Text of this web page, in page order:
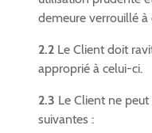
demeure verrouillé
2.2 Le Client doit
approprié à celui-ci.
2.3 Le Client ne
suivantes :